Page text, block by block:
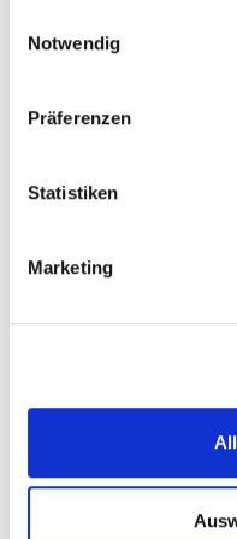
Notwendig
Präferenzen
Statistiken
Marketing
CORIANDOLINA STICK
Produktdatenblatt